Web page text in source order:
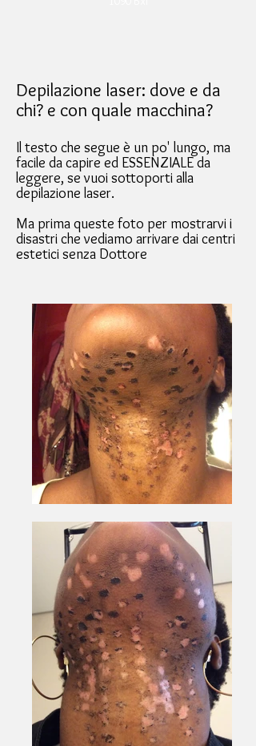
Depilazione laser: dove e da
chi? e con quale macchina?
Il testo che segue è un po' lungo, ma
facile da capire ed ESSENZIALE da
leggere, se vuoi sottoporti alla
depilazione laser.
Ma prima queste foto per mostrarvi i
disastri che vediamo arrivare dai centri
estetici senza Dottore